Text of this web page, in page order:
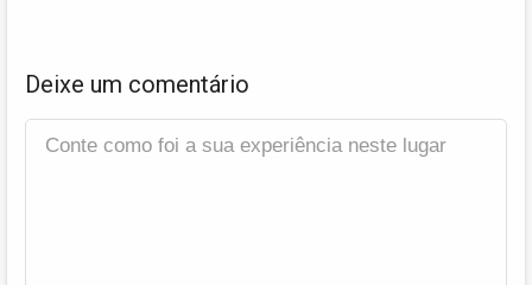
Deixe um comentário